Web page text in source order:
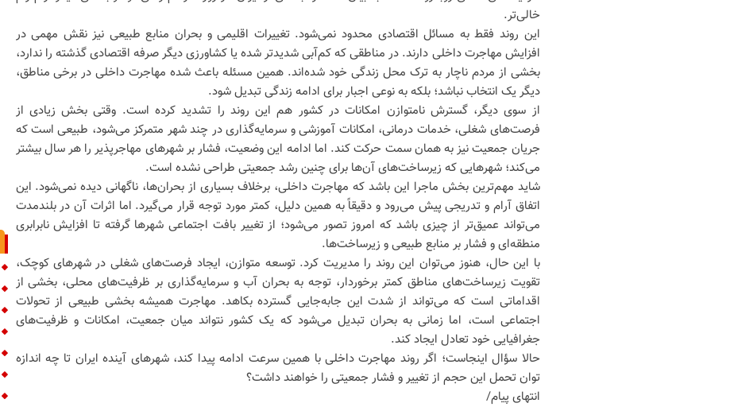
خالی‌تر.
این روند فقط به مسائل اقتصادی محدود نمی‌شود. تغییرات اقلیمی و بحران منابع طبیعی نیز نقش مهمی در
افزایش مهاجرت داخلی دارند. در مناطقی که کم‌آبی شدیدتر شده یا کشاورزی دیگر صرفه اقتصادی گذشته را ندارد،
بخشی از مردم ناچار به ترک محل زندگی خود شده‌اند. همین مسئله باعث شده مهاجرت داخلی در برخی مناطق،
دیگر یک انتخاب نباشد؛ بلکه به نوعی اجبار برای ادامه زندگی تبدیل شود.
از سوی دیگر، گسترش نامتوازن امکانات در کشور هم این روند را تشدید کرده است. وقتی بخش زیادی از
فرصت‌های شغلی، خدمات درمانی، امکانات آموزشی و سرمایه‌گذاری در چند شهر متمرکز می‌شود، طبیعی است که
جریان جمعیت نیز به همان سمت حرکت کند. اما ادامه این وضعیت، فشار بر شهرهای مهاجرپذیر را هر سال بیشتر
می‌کند؛ شهرهایی که زیرساخت‌های آن‌ها برای چنین رشد جمعیتی طراحی نشده است.
شاید مهم‌ترین بخش ماجرا این باشد که مهاجرت داخلی، برخلاف بسیاری از بحران‌ها، ناگهانی دیده نمی‌شود. این
اتفاق آرام و تدریجی پیش می‌رود و دقیقاً به همین دلیل، کمتر مورد توجه قرار می‌گیرد. اما اثرات آن در بلندمدت
می‌تواند عمیق‌تر از چیزی باشد که امروز تصور می‌شود؛ از تغییر بافت اجتماعی شهرها گرفته تا افزایش نابرابری
منطقه‌ای و فشار بر منابع طبیعی و زیرساخت‌ها.
با این حال، هنوز می‌توان این روند را مدیریت کرد. توسعه متوازن، ایجاد فرصت‌های شغلی در شهرهای کوچک،
تقویت زیرساخت‌های مناطق کمتر برخوردار، توجه به بحران آب و سرمایه‌گذاری بر ظرفیت‌های محلی، بخشی از
اقداماتی است که می‌تواند از شدت این جابه‌جایی گسترده بکاهد. مهاجرت همیشه بخشی طبیعی از تحولات
اجتماعی است، اما زمانی به بحران تبدیل می‌شود که یک کشور نتواند میان جمعیت، امکانات و ظرفیت‌های
جغرافیایی خود تعادل ایجاد کند.
حالا سؤال اینجاست؛ اگر روند مهاجرت داخلی با همین سرعت ادامه پیدا کند، شهرهای آینده ایران تا چه اندازه
توان تحمل این حجم از تغییر و فشار جمعیتی را خواهند داشت؟
انتهای پیام/